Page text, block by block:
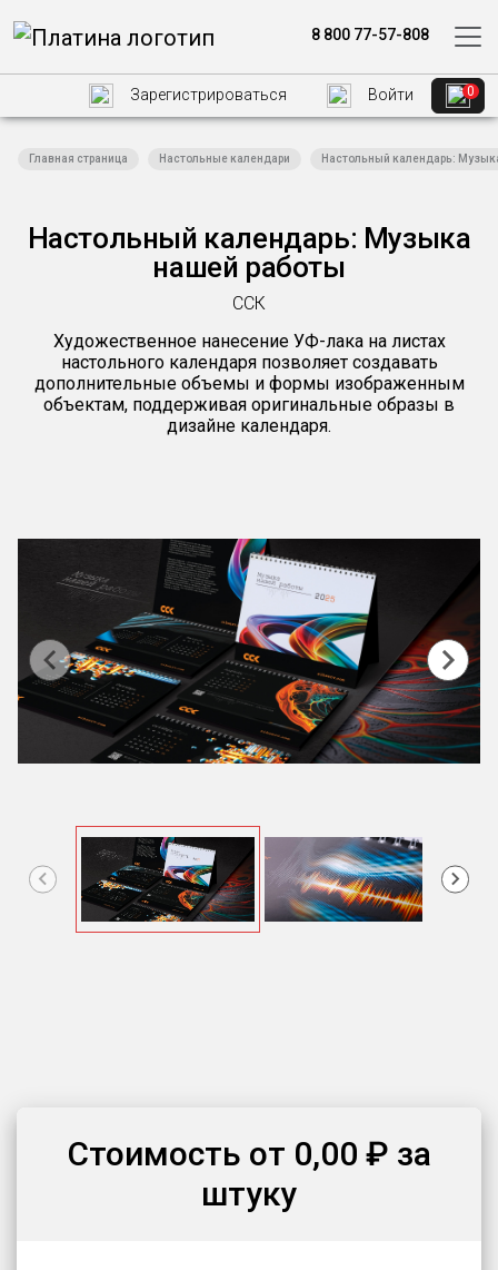
8 800 77-57-808
Зарегистрироваться Войти 0
Главная страница Настольные календари Настольный календарь:
Настольный календарь: Музыка
нашей работы
ССК
Художественное нанесение УФ-лака на листах
настольного календаря позволяет создавать
дополнительные объемы и формы изображенным
объектам, поддерживая оригинальные образы в
дизайне календаря.
Стоимость от 0,00 ₽ за
штуку